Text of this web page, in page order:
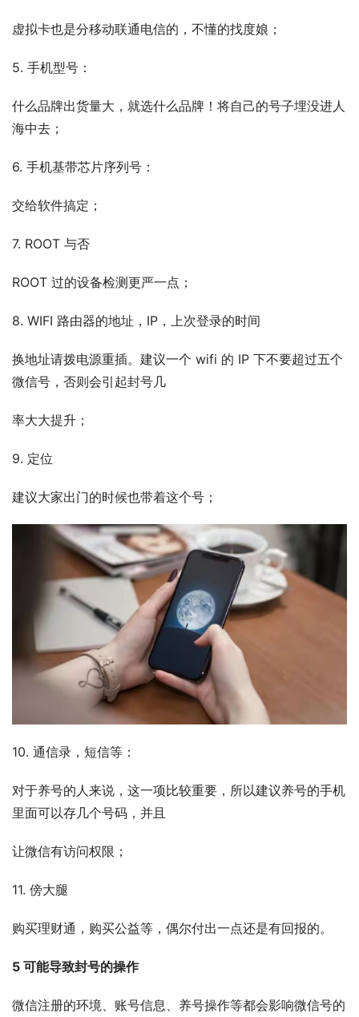
虚拟卡也是分移动联通电信的，不懂的找度娘；
5. 手机型号：
什么品牌出货量大，就选什么品牌！将自己的号子埋没进人
海中去；
6. 手机基带芯片序列号：
交给软件搞定；
7. ROOT 与否
ROOT 过的设备检测更严一点；
8. WIFI 路由器的地址，IP，上次登录的时间
换地址请拨电源重插。建议一个 wifi 的 IP 下不要超过五个
微信号，否则会引起封号几
率大大提升；
9. 定位
建议大家出门的时候也带着这个号；
10. 通信录，短信等：
对于养号的人来说，这一项比较重要，所以建议养号的手机
里面可以存几个号码，并且
让微信有访问权限；
11. 傍大腿
购买理财通，购买公益等，偶尔付出一点还是有回报的。
5 可能导致封号的操作
微信注册的环境、账号信息、养号操作等都会影响微信号的